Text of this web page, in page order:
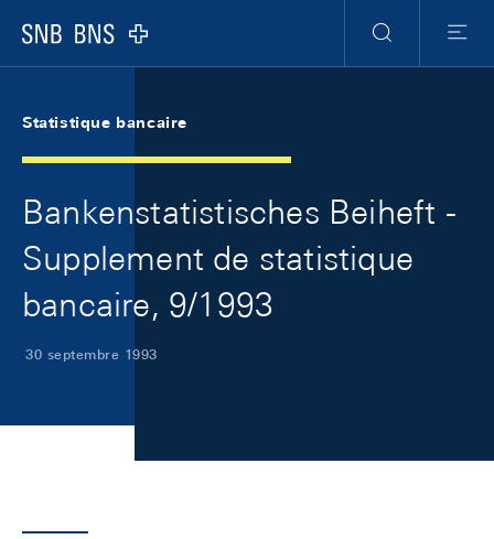
Logo
RechercheMenu
Statistique bancaire
Bankenstatistisches Beiheft -
Supplement de statistique
bancaire, 9/1993
30 septembre 1993